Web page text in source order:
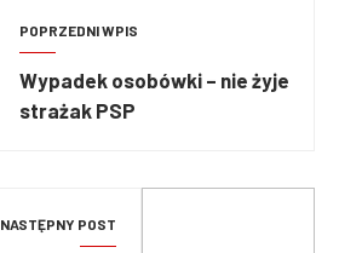
POPRZEDNI WPIS
Wypadek osobówki – nie żyje
strażak PSP
NASTĘPNY POST